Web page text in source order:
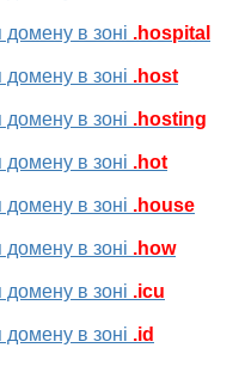
в зоні .hospital
в зоні .host
в зоні .hosting
в зоні .hot
в зоні .house
в зоні .how
в зоні .icu
в зоні .id